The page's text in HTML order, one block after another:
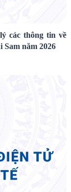
các thông tin về
năm 2026